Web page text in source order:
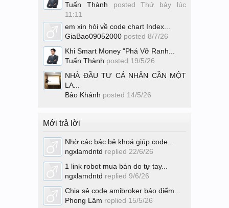
Tuấn Thành postedThứ bảy lúc
11:11
em xin hỏi về code chart Index...
GiaBao09052000 posted 8/7/26
Khi Smart Money "Phá Vỡ Ranh...
Tuấn Thành posted 19/5/26
NHÀ ĐẦU TƯ CÁ NHÂN CẦN MỘT
LA...
Bảo Khánh posted 14/5/26
Mới trả lời
Nhờ các bác bẻ khoá giúp code...
ngxlamdntd replied 22/6/26
1 link robot mua bán do tự tay...
ngxlamdntd replied 9/6/26
Chia sẻ code amibroker báo điểm...
Phong Lâm replied 15/5/26